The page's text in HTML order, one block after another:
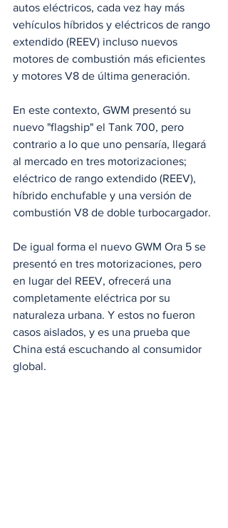
autos eléctricos, cada vez hay más
vehículos híbridos y eléctricos de rango
extendido (REEV) incluso nuevos
motores de combustión más eficientes
y motores V8 de última generación.
En este contexto, GWM presentó su
nuevo "flagship" el Tank 700, pero
contrario a lo que uno pensaría, llegará
al mercado en tres motorizaciones;
eléctrico de rango extendido (REEV),
híbrido enchufable y una versión de
combustión V8 de doble turbocargador.
De igual forma el nuevo GWM Ora 5 se
presentó en tres motorizaciones, pero
en lugar del REEV, ofrecerá una
completamente eléctrica por su
naturaleza urbana. Y estos no fueron
casos aislados, y es una prueba que
China está escuchando al consumidor
global.